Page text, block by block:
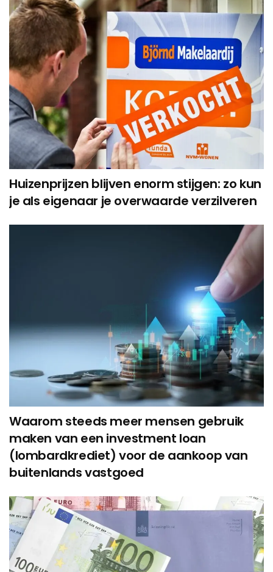
Huizenprijzen blijven enorm stijgen: zo kun
je als eigenaar je overwaarde verzilveren
Waarom steeds meer mensen gebruik
maken van een investment loan
(lombardkrediet) voor de aankoop van
buitenlands vastgoed